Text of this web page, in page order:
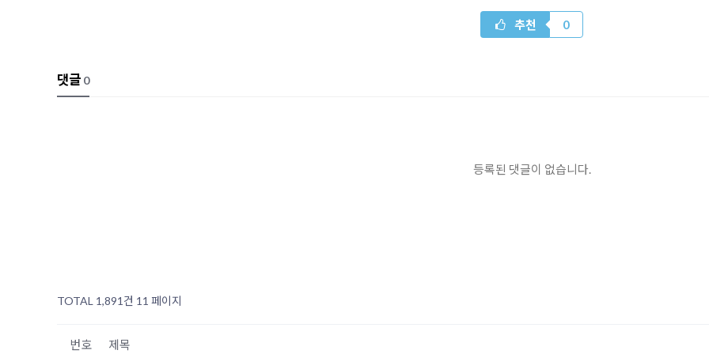
추천 0
댓글 0
등록된 댓글이 없습니다.
TOTAL 1,891건 11 페이지
번호 제목